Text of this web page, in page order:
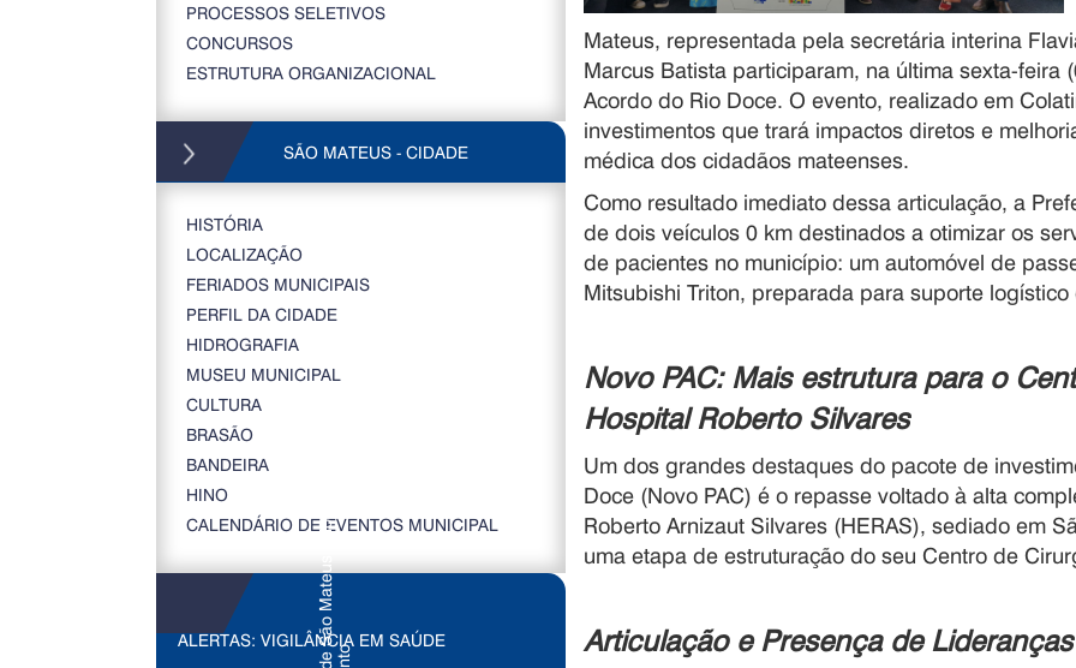
PROCESSOS SELETIVOS
CONCURSOS
ESTRUTURA ORGANIZACIONAL
SÃO MATEUS - CIDADE
HISTÓRIA
LOCALIZAÇÃO
FERIADOS MUNICIPAIS
PERFIL DA CIDADE
HIDROGRAFIA
MUSEU MUNICIPAL
CULTURA
BRASÃO
BANDEIRA
HINO
CALENDÁRIO DE EVENTOS MUNICIPAL
ALERTAS: VIGILÂNCIA EM SAÚDE
Mateus, representada pela secretária interina
Marcus Batista participaram, na última sexta-feira
Acordo do Rio Doce. O evento, realizado em
investimentos que trará impactos diretos e
médica dos cidadãos mateenses.
Como resultado imediato dessa articulação, a
de dois veículos 0 km destinados a otimizar os
de pacientes no município: um automóvel de
Mitsubishi Triton, preparada para suporte
Novo PAC: Mais estrutura para o
Hospital Roberto Silvares
Um dos grandes destaques do pacote de
Doce (Novo PAC) é o repasse voltado à alta
Roberto Arnizaut Silvares (HERAS), sediado em
uma etapa de estruturação do seu Centro de
Articulação e Presença de